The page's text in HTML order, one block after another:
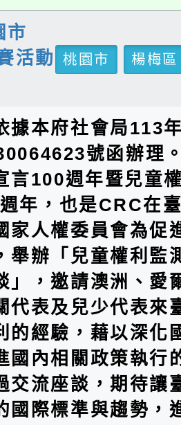
市
活動
桃園市
楊梅區
據本府社會局113
號函辦理
言100週年暨兒童
年，也是CRC在
家人權委員會為促
舉辦「兒童權利監
」，邀請澳洲、愛
代表及兒少代表來
的經驗，藉以深化
國內相關政策執行
交流座談，期待讓
國際標準與趨勢，